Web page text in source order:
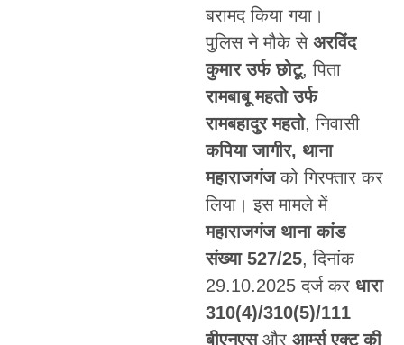
बरामद किया गया।
पुलिस ने मौके से अरविंद
कुमार उर्फ छोटू, पिता
रामबाबू महतो उर्फ
रामबहादुर महतो, निवासी
कपिया जागीर, थाना
महाराजगंजको गिरफ्तार कर
लिया। इस मामले में
महाराजगंज थाना कांड
संख्या 527/25, दिनांक
29.10.2025 दर्ज कर धारा
310(4)/310(5)/111
बीएनएसऔर आर्म्स एक्ट की